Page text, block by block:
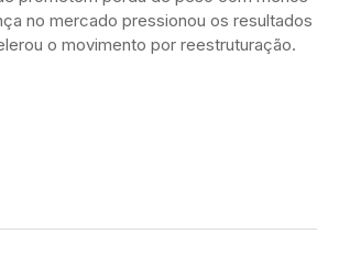
no mercado pressionou os resultados
o movimento por reestruturação.